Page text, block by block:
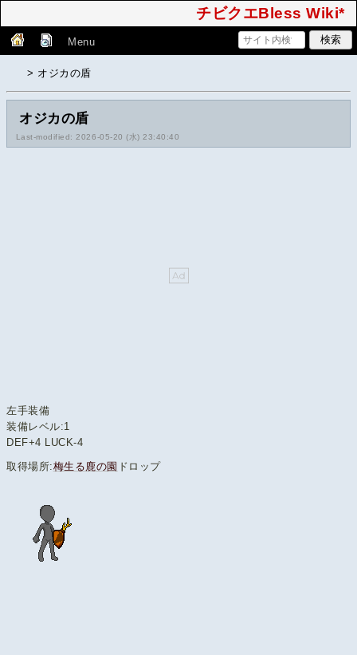
チビクエBless Wiki*
Menu
> オジカの盾
オジカの盾
Last-modified: 2026-05-20 (水) 23:40:40
左手装備
装備レベル:1
DEF+4 LUCK-4
取得場所:梅生る鹿の園 ドロップ